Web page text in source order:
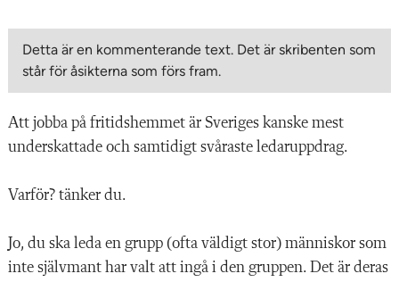
Detta är en kommenterande text. Det är skribenten som
står för åsikterna som förs fram.
Att jobba på fritidshemmet är Sveriges kanske mest
underskattade och samtidigt svåraste ledaruppdrag.
Varför? tänker du.
Jo, du ska leda en grupp (ofta väldigt stor) människor som
inte självmant har valt att ingå i den gruppen. Det är deras